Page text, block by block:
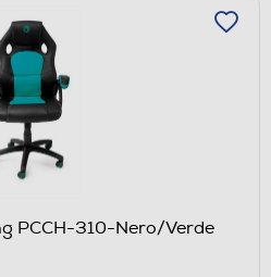
PCCH-310-Nero/Verde